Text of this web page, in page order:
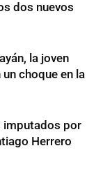
dos nuevos
la joven
choque en la
imputados por
Herrero